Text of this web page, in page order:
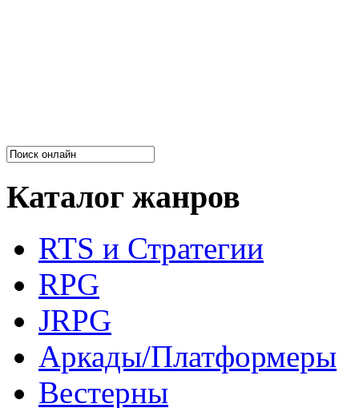
Каталог жанров
RTS и Стратегии
RPG
JRPG
Аркады/Платформеры
Вестерны